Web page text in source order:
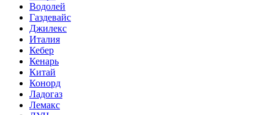
Водолей
Газдевайс
Джилекс
Италия
Кебер
Кенарь
Китай
Конорд
Ладогаз
Лемакс